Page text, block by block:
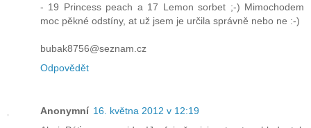
- 19 Princess peach a 17 Lemon sorbet ;-) Mimochodem
moc pěkné odstíny, at už jsem je určila správně nebo ne :-)
bubak8756@seznam.cz
Odpovědět
Anonymní 16. května 2012 v 12:19